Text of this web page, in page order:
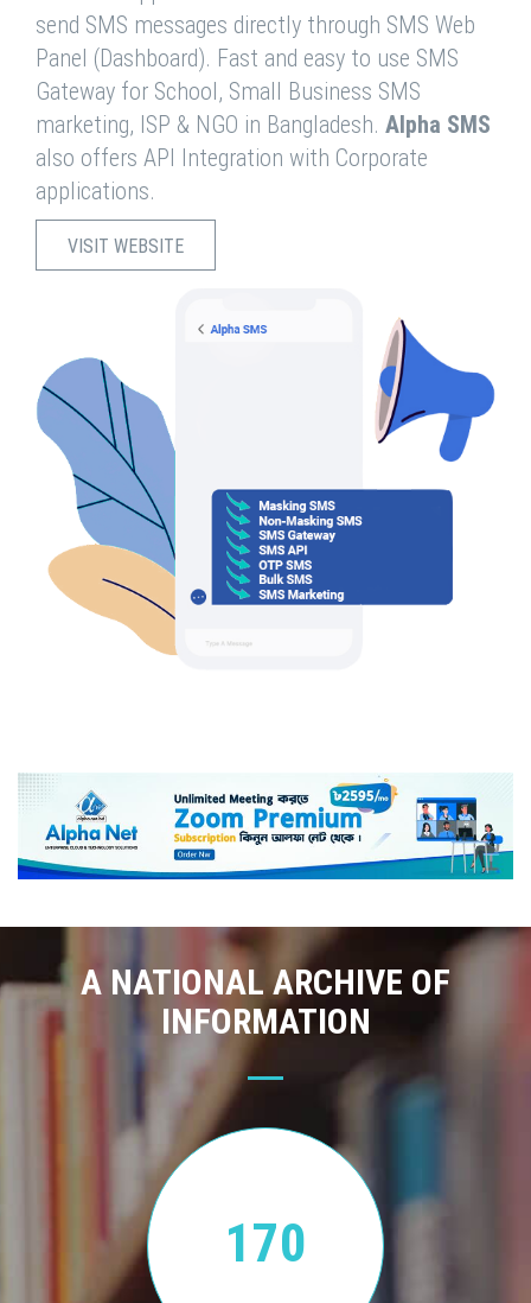
send SMS messages directly through SMS Web
Panel (Dashboard). Fast and easy to use SMS
Gateway for School, Small Business SMS
marketing, ISP & NGO in Bangladesh. Alpha SMS
also offers API Integration with Corporate
applications.
VISIT WEBSITE
A NATIONAL ARCHIVE OF
INFORMATION
170